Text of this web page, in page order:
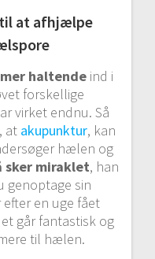
at afhjælpe
haltendeind i
forskellige
virket endnu. Så
at akupunktur, kan
hælen og
sker miraklet, han
genoptage sin
en uge fået
går fantastisk og
til hælen.